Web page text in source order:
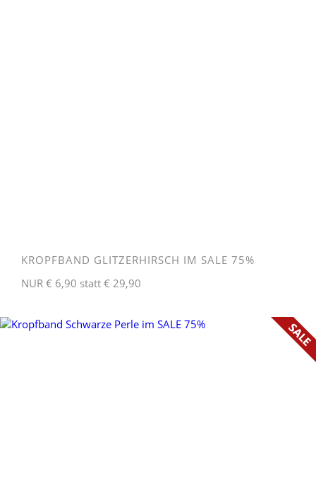
KROPFBAND GLITZERHIRSCH IM SALE 75%
NUR € 6,90 statt € 29,90